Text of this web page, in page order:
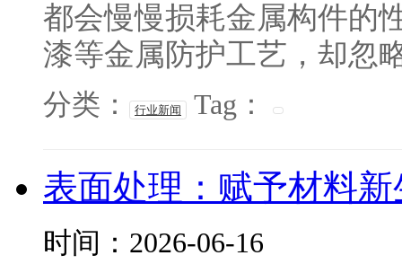
都会慢慢损耗金属构件的
漆等金属防护工艺，却忽
分类： 行业新闻 Tag：
表面处理：赋予材料
时间：2026-06-16